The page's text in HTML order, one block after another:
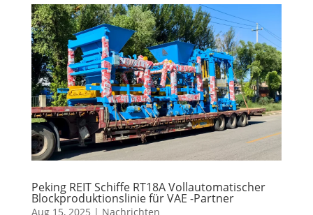
Peking REIT Schiffe RT18A Vollautomatischer
Blockproduktionslinie für VAE -Partner
Aug 15, 2025 | Nachrichten